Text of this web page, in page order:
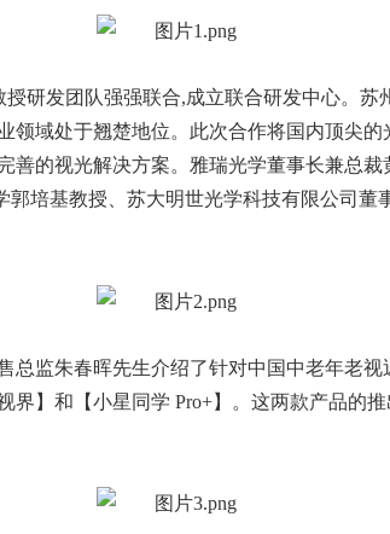
研发团队强强联合,成立联合研发中心。苏
领域处于翘楚地位。此次合作将国内顶尖
善的视光解决方案。雅瑞光学董事长兼总
郭培基教授、苏大明世光学科技有限公司董
总监朱春晖先生介绍了针对中国中老年老
】和【小星同学 Pro+】。这两款产品的